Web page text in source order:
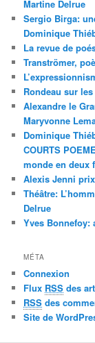
Martine Delrue
Sergio Birga:
Dominique
La revue de
Tranströmer,
Rondeau sur
Alexandre le
Maryvonne
Dominique
COURTS
monde en deux
Alexis Jenni
Théâtre:
Delrue
Yves Bonnefoy:
MÉTA
Connexion
Flux RSS des
RSS des
Site de